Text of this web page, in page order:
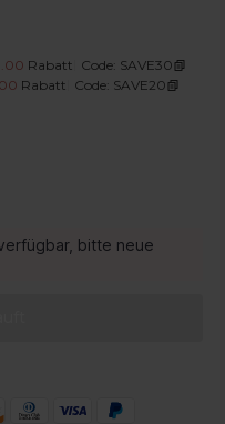
Rabatt Code: SAVE30
Rabatt Code: SAVE20
bitte neue